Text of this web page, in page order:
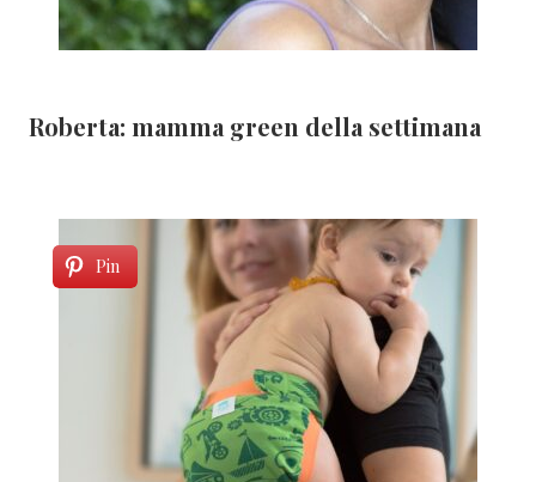
Roberta: mamma green della settimana
Pin